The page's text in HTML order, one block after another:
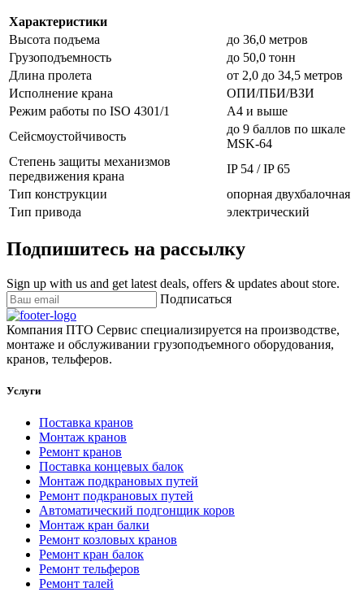
Характеристики
Высота подъема
до 36,0 метров
Грузоподъемность
до 50,0 тонн
Длина пролета
от 2,0 до 34,5 метров
Исполнение крана
ОПИ/ПБИ/ВЗИ
Режим работы по ISO 4301/1
А4 и выше
Сейсмоустойчивость
до 9 баллов по шкале
MSK-64
Степень защиты механизмов
передвижения крана
IP 54 / IP 65
Тип конструкции
опорная двухбалочная
Тип привода
электрический
Подпишитесь на рассылку
Sign up with us and get latest deals, offers & updates about store.
Подписаться
Компания ПТО Сервис специализируется на производстве,
монтаже и обслуживании грузоподъемного оборудования,
кранов, тельферов.
Услуги
Поставка кранов
Монтаж кранов
Ремонт кранов
Поставка концевых балок
Монтаж подкрановых путей
Ремонт подкрановых путей
Автоматический подгонщик коров
Монтаж кран балки
Ремонт козловых кранов
Ремонт кран балок
Ремонт тельферов
Ремонт талей